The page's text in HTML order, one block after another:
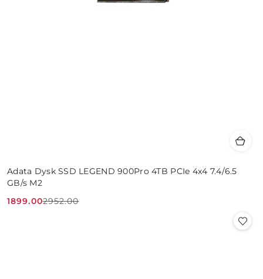
Adata Dysk SSD LEGEND 900Pro 4TB PCIe 4x4 7.4/6.5
GB/s M2
Cena
1899.00
Cena
2952.00